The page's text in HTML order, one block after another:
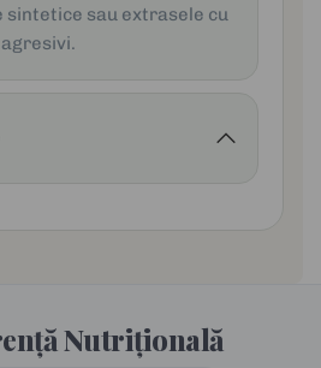
sintetice sau extrasele cu
Nutrițională